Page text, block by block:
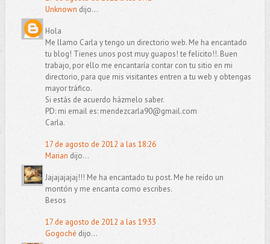
Unknown dijo...
Hola
Me llamo Carla y tengo un directorio web. Me ha encantado
tu blog! Tienes unos post muy guapos! te felicito!!. Buen
trabajo, por ello me encantaría contar con tu sitio en mi
directorio, para que mis visitantes entren a tu web y obtengas
mayor tráfico.
Si estás de acuerdo házmelo saber.
PD: mi email es: mendezcarla90@gmail.com
Carla.
17 de agosto de 2012 a las 18:26
Marian dijo...
Jajajajajaj!!! Me ha encantado tu post. Me he reído un
montón y me encanta como escribes.
Besos
17 de agosto de 2012 a las 19:33
Gogoché dijo...